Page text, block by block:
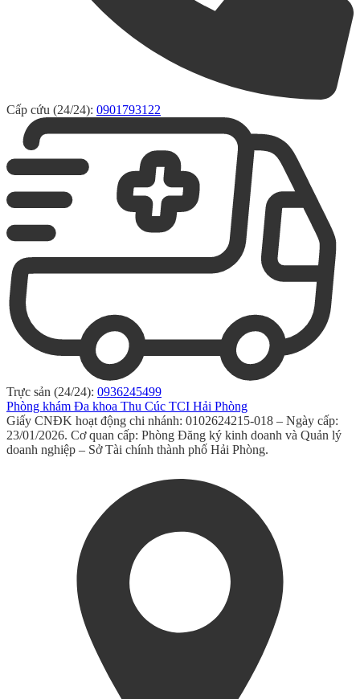
Cấp cứu (24/24): 0901793122
Trực sản (24/24): 0936245499
Phòng khám Đa khoa Thu Cúc TCI Hải Phòng
Giấy CNĐK hoạt động chi nhánh: 0102624215-018 – Ngày cấp:
23/01/2026. Cơ quan cấp: Phòng Đăng ký kinh doanh và Quản lý
doanh nghiệp – Sở Tài chính thành phố Hải Phòng.